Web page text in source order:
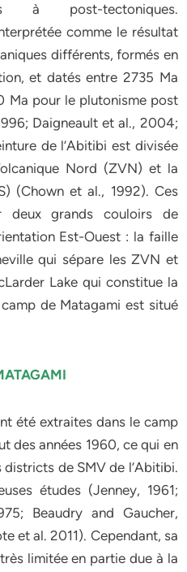
à post-tectoniques.
comme le résultat
différents, formés en
et datés entre 2735 Ma
Ma pour le plutonisme post
Daigneault et al., 2004;
de l’Abitibi est divisée
Nord (ZVN) et la
(Chown et al., 1992). Ces
deux grands couloirs de
Est-Ouest : la faille
qui sépare les ZVN et
Lake qui constitue la
de Matagami est situé
été extraites dans le camp
des années 1960, ce qui en
de SMV de l’Abitibi.
études (Jenney, 1961;
Beaudry and Gaucher,
et al. 2011). Cependant, sa
limitée en partie due à la